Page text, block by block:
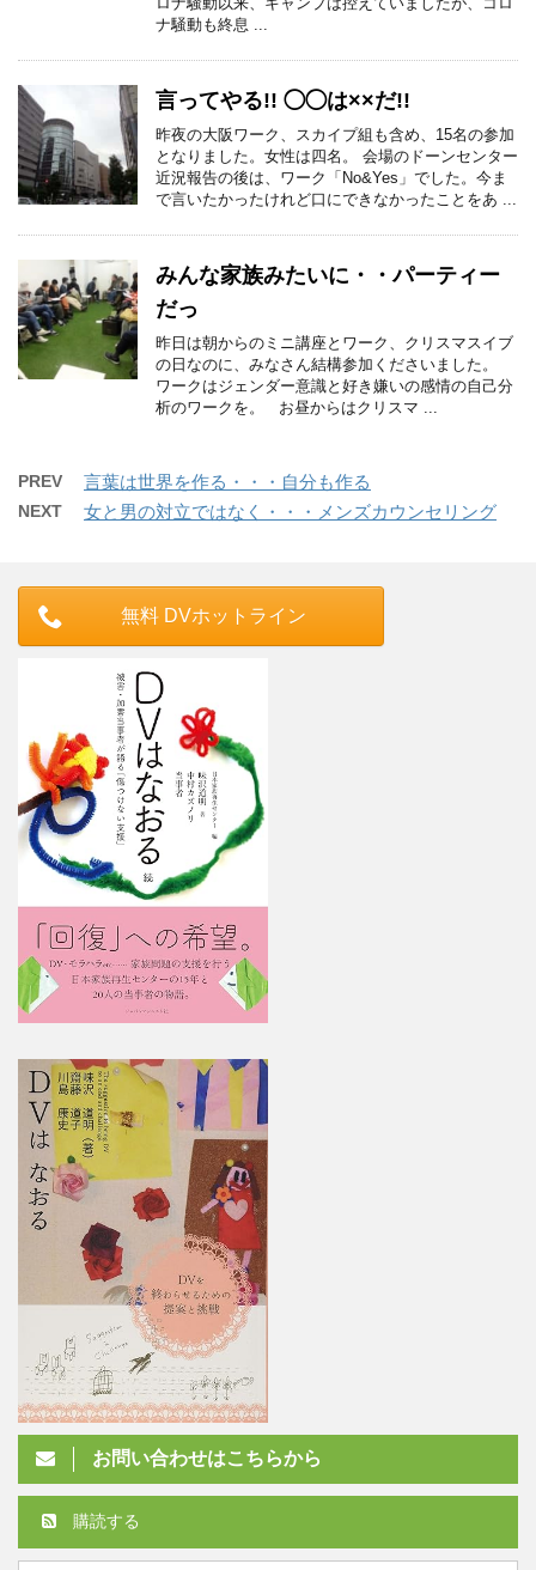
ナ騒動も終息 ...
言ってやる!! ◯◯は××だ!!
昨夜の大阪ワーク、スカイプ組も含め、15名の参加
となりました。女性は四名。 会場のドーンセンター
近況報告の後は、ワーク「No&Yes」でした。今ま
で言いたかったけれど口にできなかったことをあ ...
みんな家族みたいに・・パーティー
だっ
昨日は朝からのミニ講座とワーク、クリスマスイブ
の日なのに、みなさん結構参加くださいました。
ワークはジェンダー意識と好き嫌いの感情の自己分
析のワークを。 お昼からはクリスマ ...
PREV 言葉は世界を作る・・・自分も作る
NEXT 女と男の対立ではなく・・・メンズカウンセリング
無料 DVホットライン
お問い合わせはこちらから
購読する